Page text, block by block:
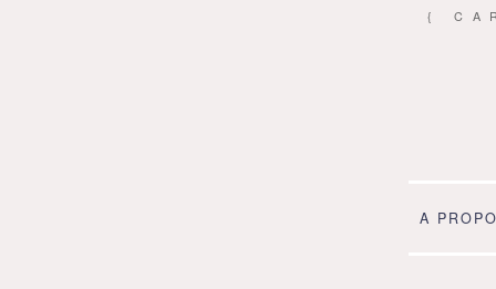
{
A